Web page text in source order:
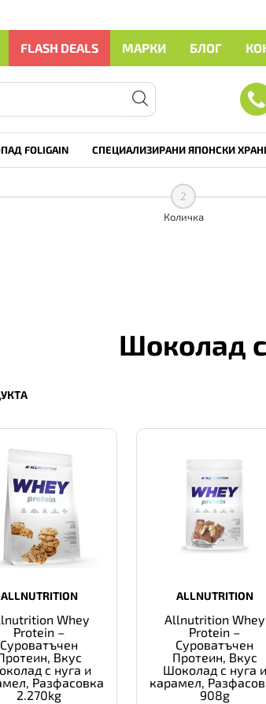
FLASH DEALS МАРКИ БЛОГ
FOLIGAIN СПЕЦИАЛИЗИРАНИ ЯПОНСКИ
2
Количка
Шоколад
ALLNUTRITION
Whey
Protein –
Суроватъчен
Вкус
с нуга и
Разфасовка
2.270kg
ALLNUTRITION
Allnutrition Whey
Protein –
Суроватъчен
Протеин, Вкус
Шоколад с нуга и
карамел,
908g